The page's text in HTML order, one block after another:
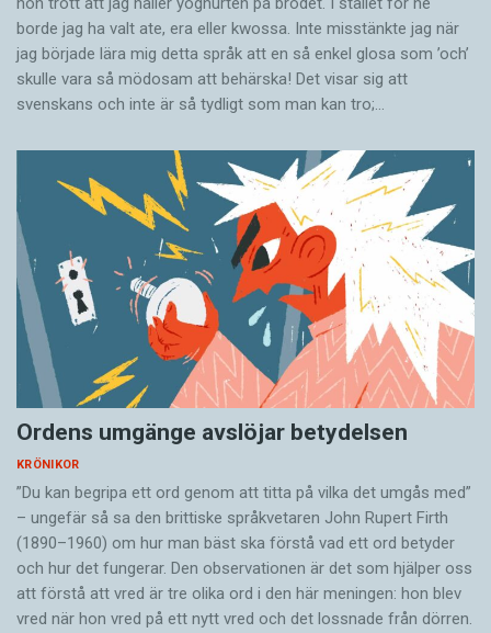
borde jag ha valt ate, era eller kwossa. Inte misstänkte jag när
jag började lära mig detta språk att en så enkel glosa som ’och’
skulle vara så mödosam att behärska! Det visar sig att
svenskans och inte är så tydligt som man kan tro;…
Ordens umgänge avslöjar betydelsen
KRÖNIKOR
”Du kan begripa ett ord genom att titta på vilka det umgås med”
– ungefär så sa den brittiske språkvetaren John Rupert Firth
(1890–1960) om hur man bäst ska förstå vad ett ord betyder
och hur det fungerar. Den ­observationen är det som hjälper oss
att förstå att vred är tre olika ord i den här meningen: hon blev
vred när hon vred på ett nytt vred och det lossnade från dörren.